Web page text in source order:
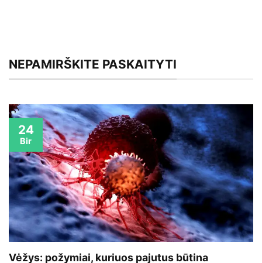
NEPAMIRŠKITE PASKAITYTI
Vėžys: požymiai, kuriuos pajutus būtina
24
Bir